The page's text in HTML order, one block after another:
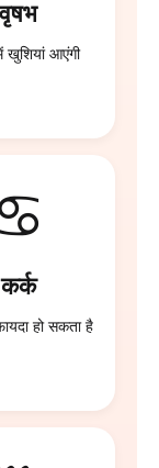
वृषभ
खुशियां आएंगी
कर्क
हो सकता है